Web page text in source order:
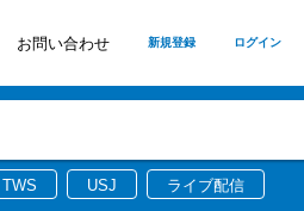
お問い合わせ 新規登録 ログイン
TWS USJ ライブ配信